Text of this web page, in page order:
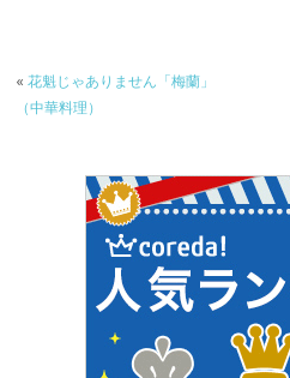
«花魁じゃありません「梅蘭」
（中華料理）